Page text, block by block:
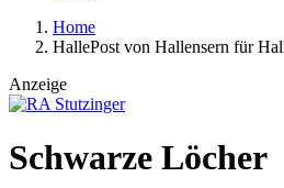
Home
HallePost von Hallensern für
Anzeige
Schwarze Löcher